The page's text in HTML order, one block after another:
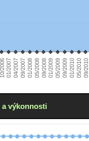
10/200601/200704/200709/200701/200805/200809/200801/200905/200909/200901/201005/201009/2010
výkonnosti